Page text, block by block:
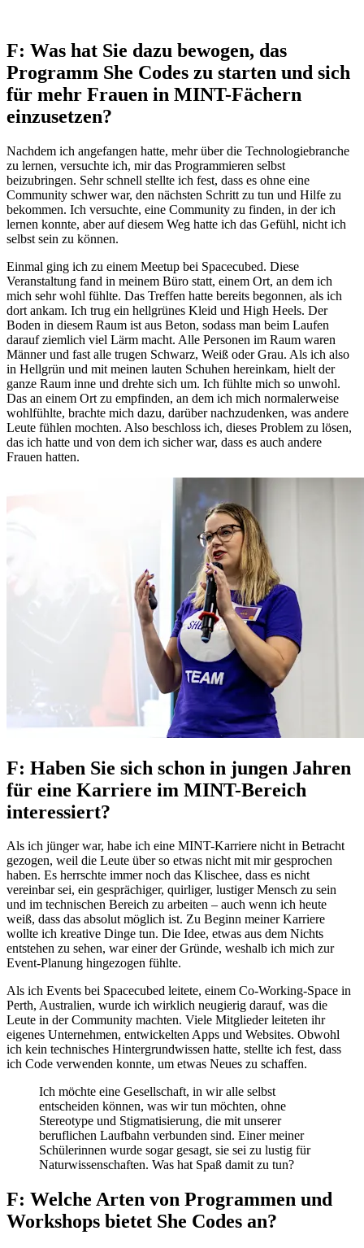
F: Was hat Sie dazu bewogen, das
Programm She Codes zu starten und sich
für mehr Frauen in MINT-Fächern
einzusetzen?
Nachdem ich angefangen hatte, mehr über die Technologiebranche
zu lernen, versuchte ich, mir das Programmieren selbst
beizubringen. Sehr schnell stellte ich fest, dass es ohne eine
Community schwer war, den nächsten Schritt zu tun und Hilfe zu
bekommen. Ich versuchte, eine Community zu finden, in der ich
lernen konnte, aber auf diesem Weg hatte ich das Gefühl, nicht ich
selbst sein zu können.
Einmal ging ich zu einem Meetup bei Spacecubed. Diese
Veranstaltung fand in meinem Büro statt, einem Ort, an dem ich
mich sehr wohl fühlte. Das Treffen hatte bereits begonnen, als ich
dort ankam. Ich trug ein hellgrünes Kleid und High Heels. Der
Boden in diesem Raum ist aus Beton, sodass man beim Laufen
darauf ziemlich viel Lärm macht. Alle Personen im Raum waren
Männer und fast alle trugen Schwarz, Weiß oder Grau. Als ich also
in Hellgrün und mit meinen lauten Schuhen hereinkam, hielt der
ganze Raum inne und drehte sich um. Ich fühlte mich so unwohl.
Das an einem Ort zu empfinden, an dem ich mich normalerweise
wohlfühlte, brachte mich dazu, darüber nachzudenken, was andere
Leute fühlen mochten. Also beschloss ich, dieses Problem zu lösen,
das ich hatte und von dem ich sicher war, dass es auch andere
Frauen hatten.
F: Haben Sie sich schon in jungen Jahren
für eine Karriere im MINT-Bereich
interessiert?
Als ich jünger war, habe ich eine MINT-Karriere nicht in Betracht
gezogen, weil die Leute über so etwas nicht mit mir gesprochen
haben. Es herrschte immer noch das Klischee, dass es nicht
vereinbar sei, ein gesprächiger, quirliger, lustiger Mensch zu sein
und im technischen Bereich zu arbeiten – auch wenn ich heute
weiß, dass das absolut möglich ist. Zu Beginn meiner Karriere
wollte ich kreative Dinge tun. Die Idee, etwas aus dem Nichts
entstehen zu sehen, war einer der Gründe, weshalb ich mich zur
Event-Planung hingezogen fühlte.
Als ich Events bei Spacecubed leitete, einem Co-Working-Space in
Perth, Australien, wurde ich wirklich neugierig darauf, was die
Leute in der Community machten. Viele Mitglieder leiteten ihr
eigenes Unternehmen, entwickelten Apps und Websites. Obwohl
ich kein technisches Hintergrundwissen hatte, stellte ich fest, dass
ich Code verwenden konnte, um etwas Neues zu schaffen.
Ich möchte eine Gesellschaft, in wir alle selbst
entscheiden können, was wir tun möchten, ohne
Stereotype und Stigmatisierung, die mit unserer
beruflichen Laufbahn verbunden sind. Einer meiner
Schülerinnen wurde sogar gesagt, sie sei zu lustig für
Naturwissenschaften. Was hat Spaß damit zu tun?
F: Welche Arten von Programmen und
Workshops bietet She Codes an?